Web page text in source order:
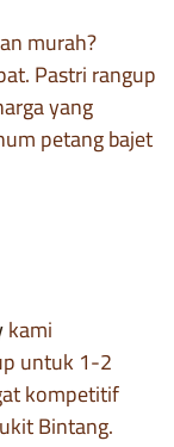
murah?
Pastri rangup
yang
petang bajet
kami
untuk 1-2
kompetitif
Bintang.